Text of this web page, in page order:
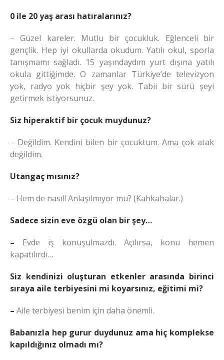
0 ile 20 yaş arası hatıralarınız?
– Güzel kareler. Mutlu bir çocukluk. Eğlenceli bir
gençlik. Hep iyi okullarda okudum. Yatılı okul, sporla
tanışmamı sağladı. 15 yaşındaydım yurt dışına yatılı
okula gittiğimde. O zamanlar Türkiye’de televizyon
yok, radyo yok hiçbir şey yok. Tabii bir sürü şeyi
getirmek istiyorsunuz.
Siz hiperaktif bir çocuk muydunuz?
– Değildim. Kendini bilen bir çocuktum. Ama çok atak
değildim.
Utangaç mısınız?
– Hem de nasıl! Anlaşılmıyor mu? (Kahkahalar.)
Sadece sizin eve özgü olan bir şey…
– Evde iş konuşulmazdı. Açılırsa, konu hemen
kapatılırdı…
Siz kendinizi oluşturan etkenler arasında birinci
sıraya aile terbiyesini mi koyarsınız, eğitimi mi?
– Aile terbiyesi benim için daha önemli.
Babanızla hep gurur duydunuz ama hiç komplekse
kapıldığınız olmadı mı?